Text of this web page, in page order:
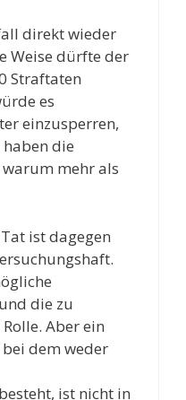
direkt wieder
Weise dürfte der
Straftaten
es
einzusperren,
haben die
mehr als
ist dagegen
die zu
Aber ein
dem weder
ist nicht in